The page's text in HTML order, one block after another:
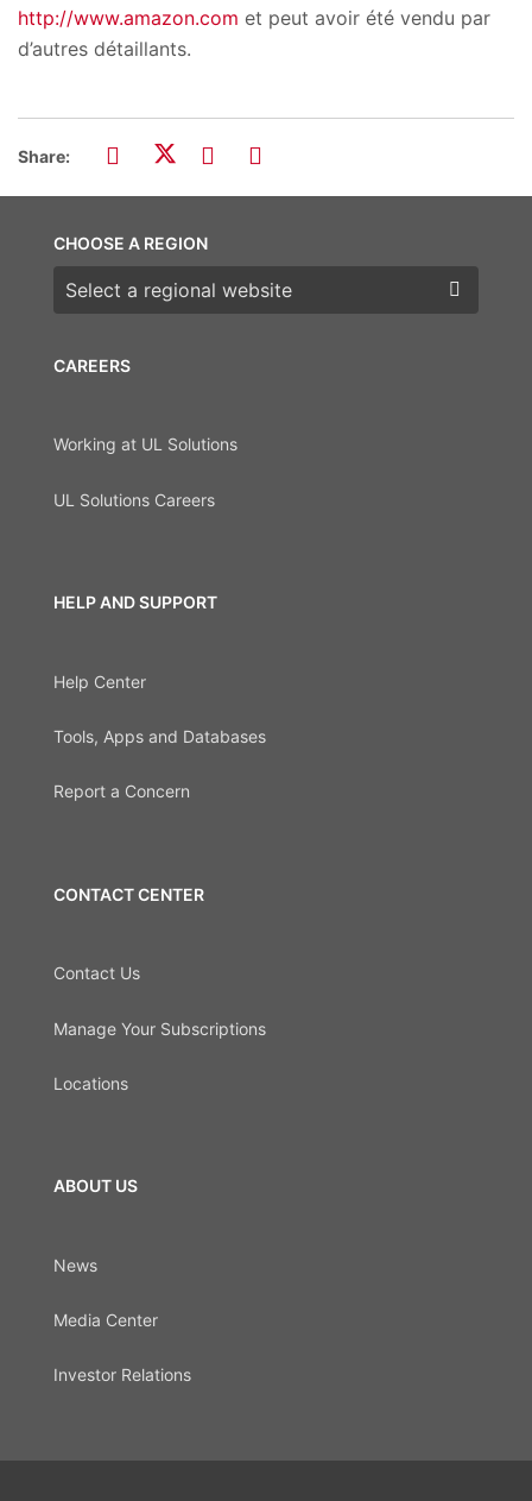
http://www.amazon.com et peut avoir été vendu par
d’autres détaillants.
Share:
CAREERS
Working at UL Solutions
UL Solutions Careers
HELP AND SUPPORT
Help Center
Tools, Apps and Databases
Report a Concern
CONTACT CENTER
Contact Us
Manage Your Subscriptions
Locations
ABOUT US
News
Media Center
Investor Relations
CHOOSE A REGION
Choose a region